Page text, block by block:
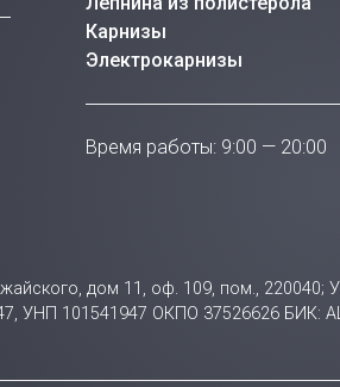
Карнизы
Электрокарнизы
Время работы: 9:00 — 20:00
дом 11, оф. 109, пом.,
УНП 101541947 ОКПО 37526626 БИК: